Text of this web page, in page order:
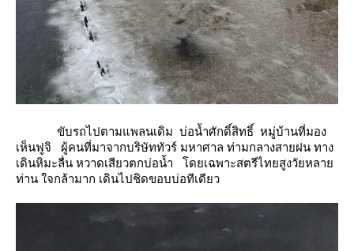
ขับรถไปตามแพลนเดิม บ่อน้ำศักดิ์สิทธิ์ หมู่บ้านที่มอง
เห็นฟูจิ ผู้คนที่มาจากบริษัททัวร์ มหาศาล ท่ามกลางสายฝน ทาง
เดินหิมะลื่น หวาดเสียวตกบ่อน้ำ โดยเฉพาะสตรีไทยสูงวัยหลา
ท่าน ใจกล้ามาก เดินไปชิดขอบบ่อทีเดียว